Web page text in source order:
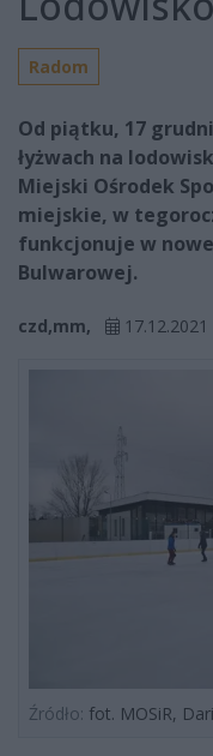
Radom
Od piątku, 17
łyżwach na
Miejski Ośrodek
miejskie, w
funkcjonuje w
Bulwarowej.
czd,mm, 17.12.2021
Źródło: fot. MOSiR,